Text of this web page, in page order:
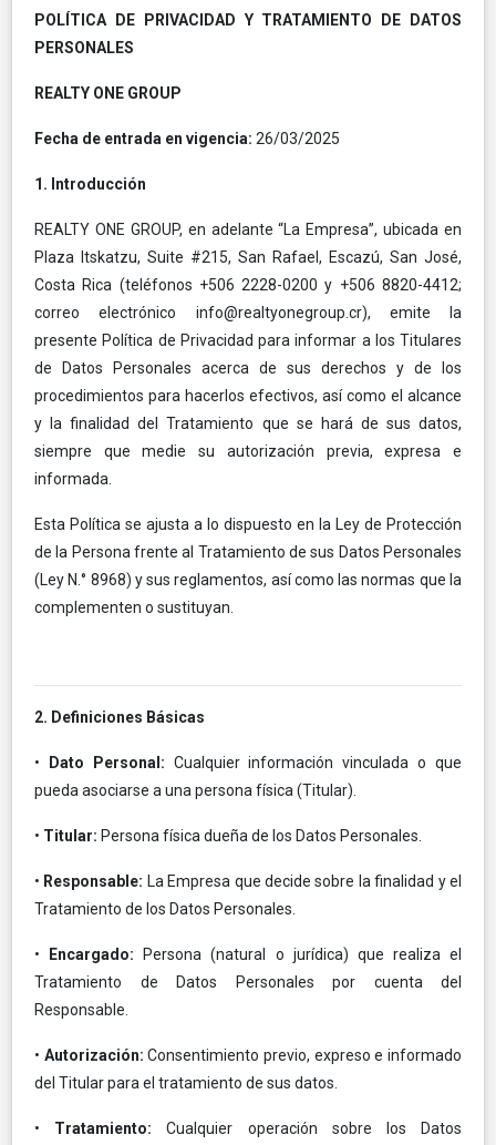
POLÍTICA DE PRIVACIDAD Y TRATAMIENTO DE DATOS
PERSONALES
REALTY ONE GROUP
Fecha de entrada en vigencia: 26/03/2025
1. Introducción
REALTY ONE GROUP, en adelante “La Empresa”, ubicada en
Plaza Itskatzu, Suite #215, San Rafael, Escazú, San José,
Costa Rica (teléfonos +506 2228-0200 y +506 8820-4412;
correo electrónico info@realtyonegroup.cr), emite la
presente Política de Privacidad para informar a los Titulares
de Datos Personales acerca de sus derechos y de los
procedimientos para hacerlos efectivos, así como el alcance
y la finalidad del Tratamiento que se hará de sus datos,
siempre que medie su autorización previa, expresa e
informada.
Esta Política se ajusta a lo dispuesto en la Ley de Protección
de la Persona frente al Tratamiento de sus Datos Personales
(Ley N.° 8968) y sus reglamentos, así como las normas que la
complementen o sustituyan.
2. Definiciones Básicas
• Dato Personal: Cualquier información vinculada o que
pueda asociarse a una persona física (Titular).
• Titular: Persona física dueña de los Datos Personales.
• Responsable: La Empresa que decide sobre la finalidad y el
Tratamiento de los Datos Personales.
• Encargado: Persona (natural o jurídica) que realiza el
Tratamiento de Datos Personales por cuenta del
Responsable.
• Autorización: Consentimiento previo, expreso e informado
del Titular para el tratamiento de sus datos.
• Tratamiento: Cualquier operación sobre los Datos